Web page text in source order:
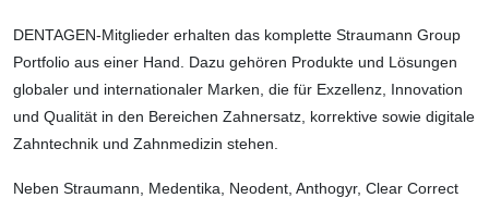
DENTAGEN-Mitglieder erhalten das kom­plette Straumann Group
Portfolio aus einer Hand. Dazu gehören Produkte und Lösungen
globaler und internationaler Marken, die für Exzellenz, Innovation
und Qualität in den Bereichen Zahnersatz, korrektive sowie digitale
Zahntechnik und Zahnmedizin stehen
Neben Straumann, Medentika, Neodent, Anthogyr, Clear Correct